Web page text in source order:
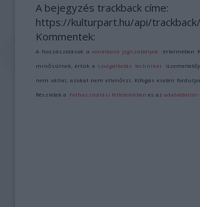
A bejegyzés trackback címe:
https://kulturpart.hu/api/
Kommentek:
A hozzászólások avonatkozó jogszabályok értelmében
minősülnek, értük a szolgáltatás technikai
nem vállal, azokat nem ellenőrzi. Kifogás esetén
Részletek a Felhasználási feltételekben és azadatvédelmi